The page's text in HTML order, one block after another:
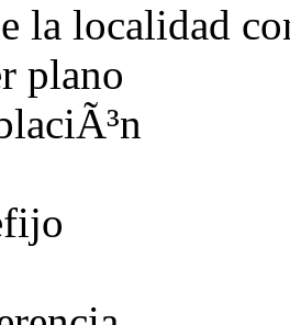
la localidad
plano